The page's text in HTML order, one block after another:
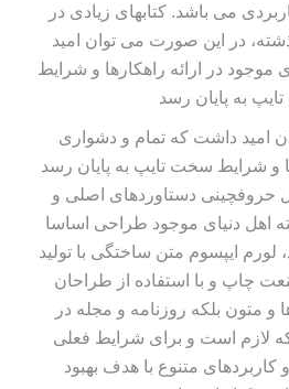
می باشد. کتابهای زیادی در
در این صورت می توان امید
در ارائه راهکارها و شرایط
امید داشت که تمام و دشواری
و شرایط سخت تایپ به پایان رسد
حروفچینی دستاوردهای اصلی و
اهل دنیای موجود طراحی اساسا
لورم ایپسوم متن ساختگی با تولید
چاپ و با استفاده از طراحان
متون بلکه روزنامه و مجله در
لازم است و برای شرایط فعلی
کاربردهای متنوع با هدف بهبود